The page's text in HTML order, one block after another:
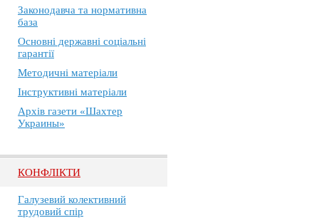
Законодавча та нормативна
база
Основні державні соціальні
гарантії
Методичні матеріали
Інструктивні матеріали
Архів газети «Шахтер
Украины»
КОНФЛІКТИ
Галузевий колективний
трудовий спір